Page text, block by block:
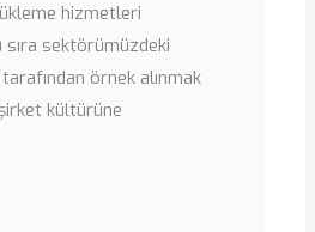
hizmetleri
sıra sektörümüzdeki
örnek alınmak
kültürüne